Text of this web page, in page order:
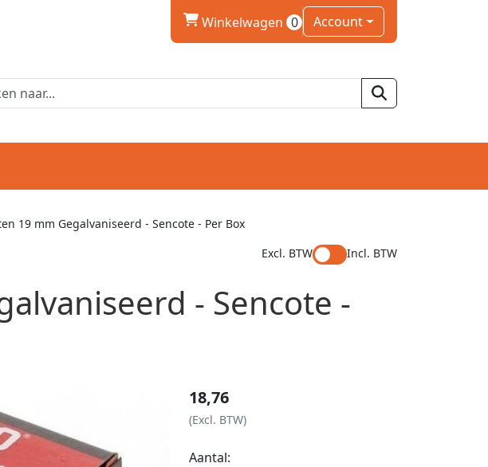
winkelwagen
Winkelwagen 0 Account
19 mm Gegalvaniseerd - Sencote - Per Box
Excl. BTW
Incl. BTW
- Sencote -
18,76
(Excl. BTW)
Aantal: